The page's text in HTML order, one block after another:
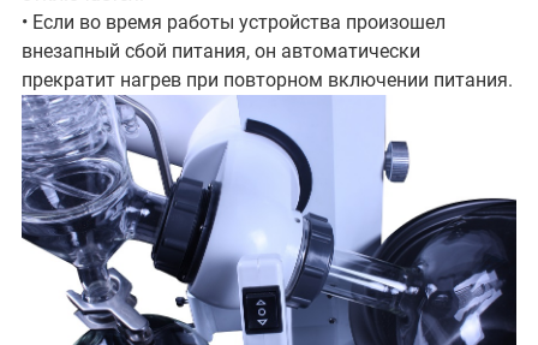
• Если во время работы устройства произошел
внезапный сбой питания, он автоматически
прекратит нагрев при повторном включении питания.